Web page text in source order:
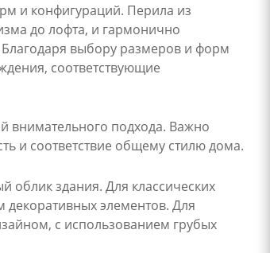
и конфигураций. Перила из
до лофта, и гармонично
Благодаря выбору размеров и форм
соответствующие
внимательного подхода. Важно
и соответствие общему стилю дома.
облик здания. Для классических
элементов. Для
с использованием грубых